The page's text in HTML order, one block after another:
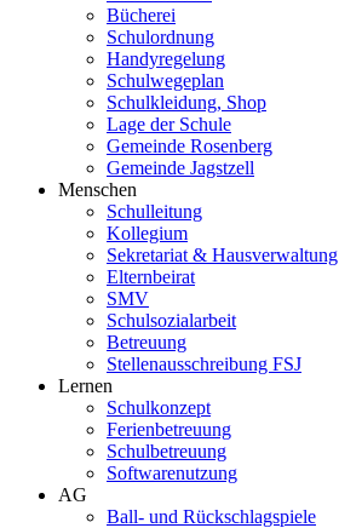
Bücherei
Schulordnung
Handyregelung
Schulwegeplan
Schulkleidung, Shop
Lage der Schule
Gemeinde Rosenberg
Gemeinde Jagstzell
Menschen
Schulleitung
Kollegium
Sekretariat & Hausverwaltung
Elternbeirat
SMV
Schulsozialarbeit
Betreuung
Stellenausschreibung FSJ
Lernen
Schulkonzept
Ferienbetreuung
Schulbetreuung
Softwarenutzung
AG
Ball- und Rückschlagspiele